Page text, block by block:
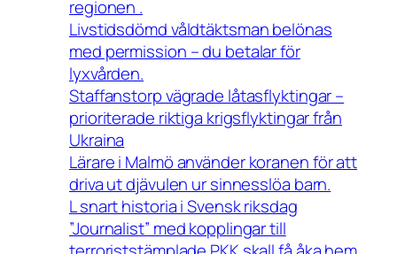
regionen .
Livstidsdömd våldtäktsman belönas
med permission – du betalar för
lyxvården.
Staffanstorp vägrade låtasflyktingar –
prioriterade riktiga krigsflyktingar från
Ukraina
Lärare i Malmö använder koranen för att
driva ut djävulen ur sinnesslöa barn.
L snart historia i Svensk riksdag
”Journalist” med kopplingar till